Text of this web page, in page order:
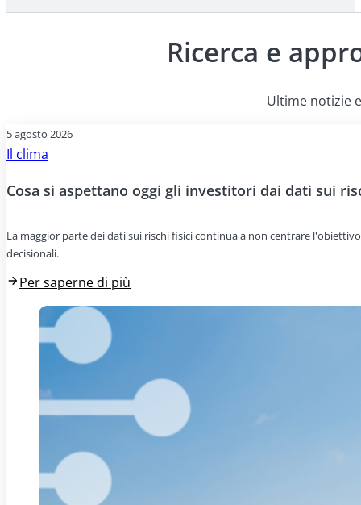
Copriamo oltre 2,3 milioni di aziende in tutto il
gas serra, il consumo idrico e la biodiversità,
Ricerca e
Ultime notizie
5 agosto 2026
Il clima
Cosa si aspettano oggi gli investitori dai dati sui
La maggior parte dei dati sui rischi fisici continua a non centrare
decisionali.
Per saperne di più